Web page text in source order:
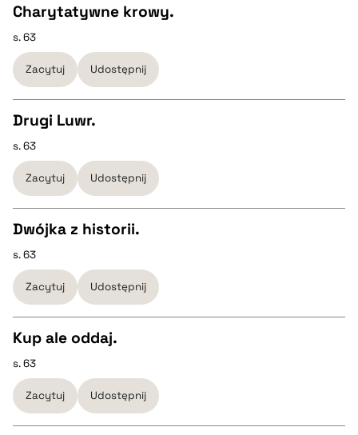
BIBTEX
pobierz cytat
CZYSTY TEKST
pobierz cytat
BIBTEX
pobierz cytat
Charytatywne krowy.
s. 63
Zacytuj Udostępnij
CZYSTY TEKST
pobierz cytat
BIBTEX
pobierz cytat
Drugi Luwr.
s. 63
Zacytuj Udostępnij
CZYSTY TEKST
pobierz cytat
BIBTEX
pobierz cytat
Dwójka z historii.
s. 63
Zacytuj Udostępnij
CZYSTY TEKST
pobierz cytat
Kup ale oddaj.
s. 63
Zacytuj Udostępnij